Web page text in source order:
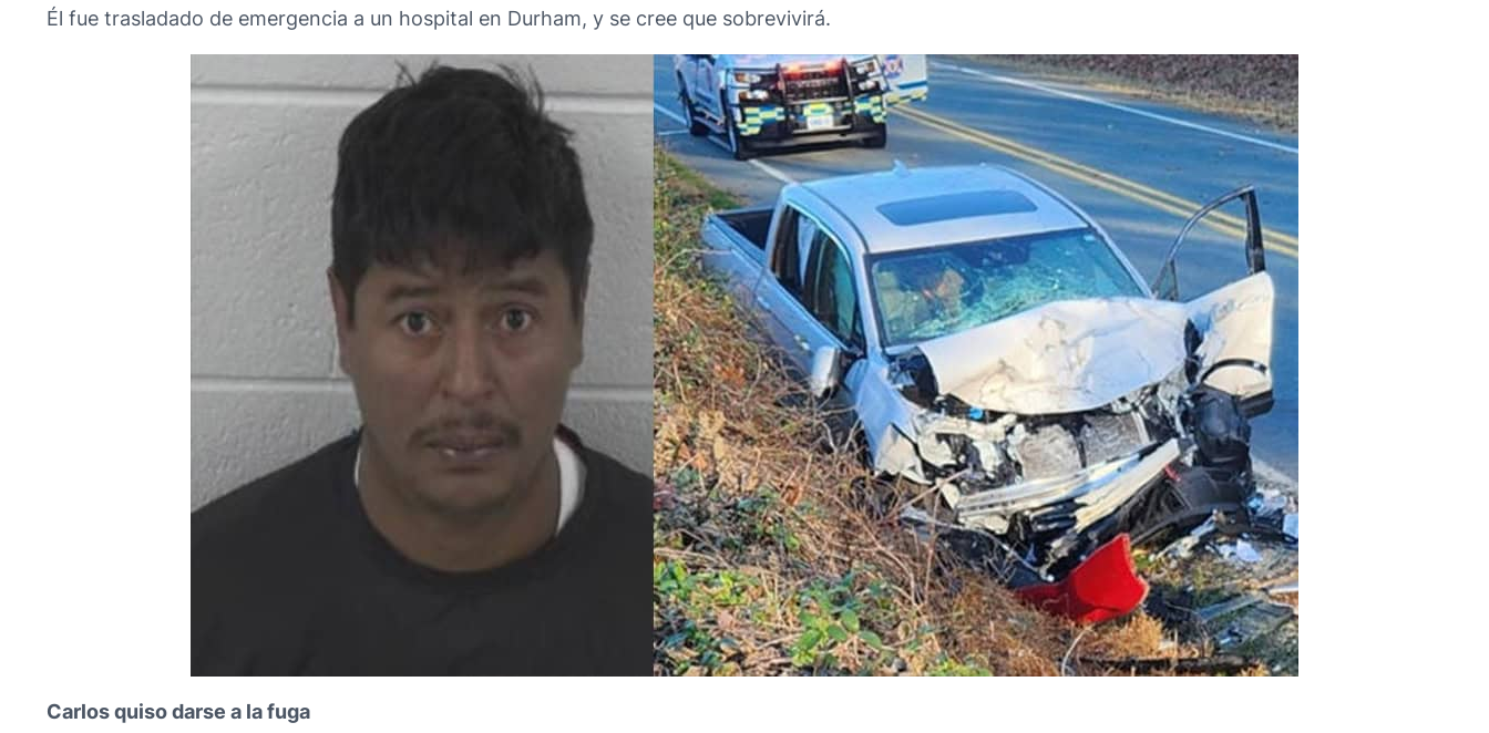
Él fue trasladado de emergencia a un hospital en Durham, y se cree que sobrevivirá.
Carlos quiso darse a la fuga